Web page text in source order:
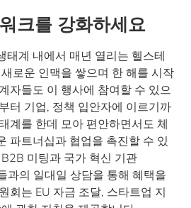
크를 강화하세요
태계 내에서 매년 열리는 헬스테
로운 인맥을 쌓으며 한 해를 시작
자들도 이 행사에 참여할 수 있으
터 기업, 정책 입안자에 이르기까
계를 한데 모아 편안하면서도 체
파트너십과 협업을 촉진할 수 있
미팅과 국가 혁신 기관
과의 일대일 상담을 통해 혜택을
회는 EU 자금 조달, 스타트업 지